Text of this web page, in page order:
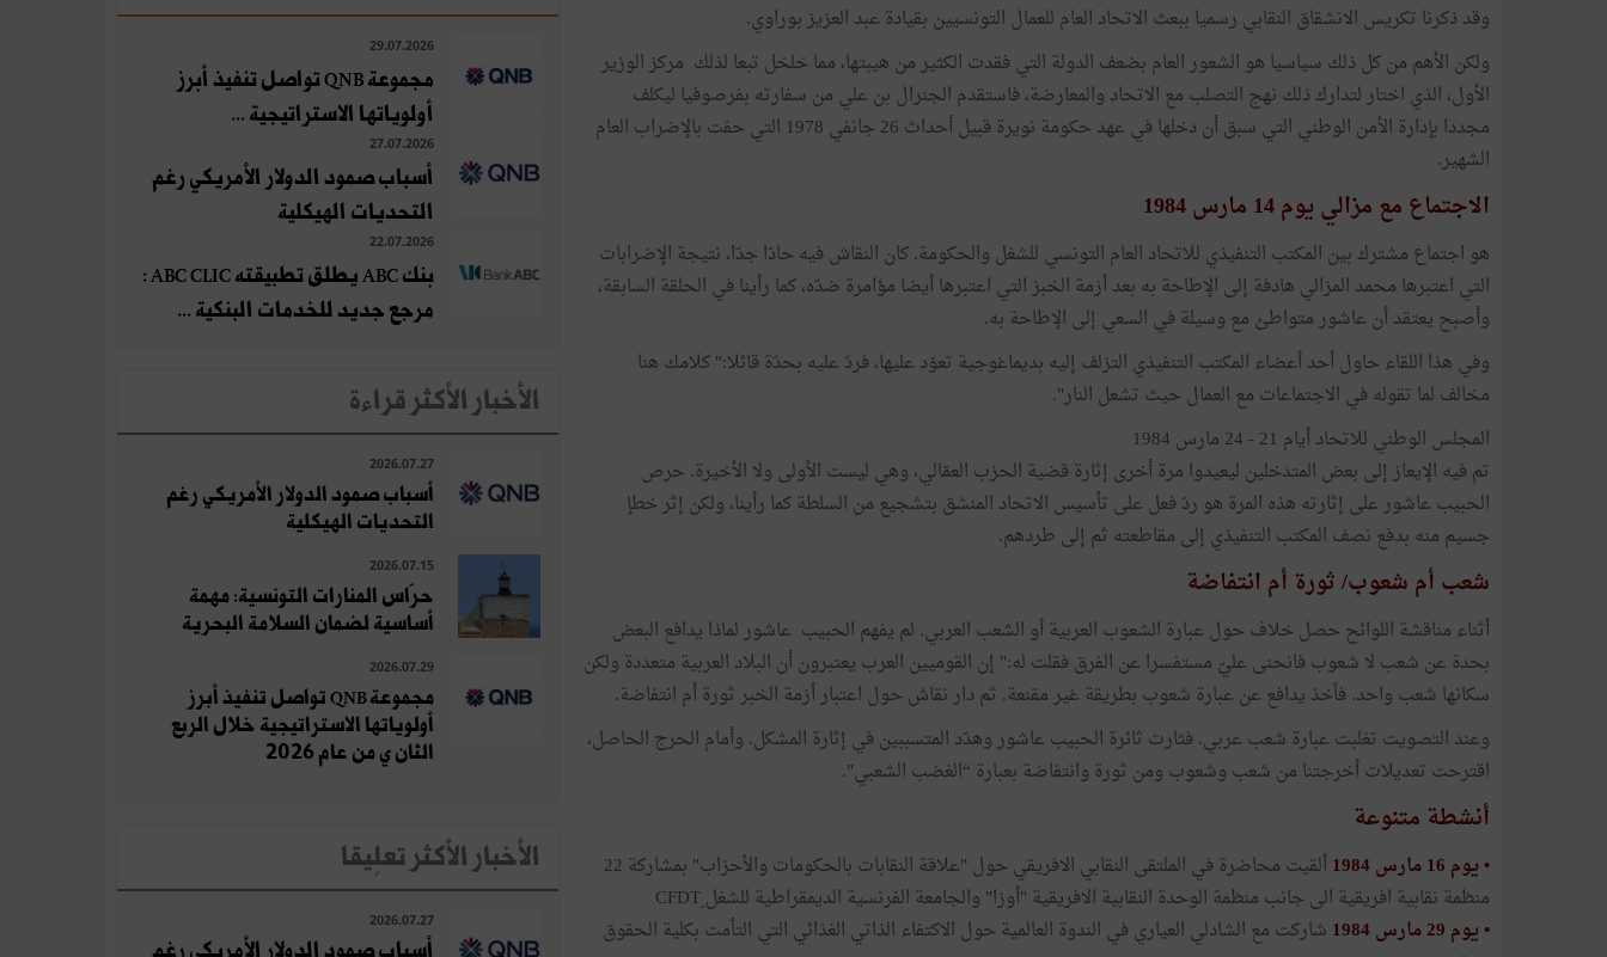
وقد ذكرنا تكريس الانشقاق النقابي رسميا ببعث الاتحاد العام للعمال التونسيين بقيادة عبد العزيز بوراوي.
ولكن الأهم من كل ذلك سياسيا هو الشعور العام بضعف الدولة التي فقدت الكثير من هيبتها، مما خلخل تبعا لذلك مركز الوزير
الأول، الذي اختار لتدارك ذلك نهج التصلب مع الاتحاد والمعارضة، فاستقدم الجنرال بن علي من سفارته بفرصوفيا ليكلف
مجددا بإدارة الأمن الوطني التي سبق أن دخلها في عهد حكومة نويرة قبيل أحداث 26 جانفي 1978 التي حفت بالإضراب العام
الشهير.
الاجتماع مع مزالي يوم 14 مارس 1984
هو اجتماع مشترك بين المكتب التنفيذي للاتحاد العام التونسي للشغل والحكومة. كان النقاش فيه حادّا جدّا، نتيجة الإضرابات
التي اعتبرها محمد المزالي هادفة إلى الإطاحة به بعد أزمة الخبز التي اعتبرها أيضا مؤامرة ضدّه، كما رأينا في الحلقة السابقة،
وأصبح يعتقد أن عاشور متواطئ مع وسيلة في السعي إلى الإطاحة به.
وفي هذا اللقاء حاول أحد أعضاء المكتب التنفيذي التزلف إليه بديماغوجية تعوّد عليها، فردّ عليه بحدّة قائلا:" كلامك هنا
مخالف لما تقوله في الاجتماعات مع العمال حيث تشعل النار".
المجلس الوطني للاتحاد أيام 21 - 24 مارس 1984
تم فيه الإيعاز إلى بعض المتدخلين ليعيدوا مرة أخرى إثارة قضية الحزب العمّالي، وهي ليست الأولى ولا الأخيرة. حرص
الحبيب عاشور على إثارته هذه المرة هو ردّ فعل على تأسيس الاتحاد المنشق بتشجيع من السلطة كما رأينا، ولكن إثر خطإ
جسيم منه بدفع نصف المكتب التنفيذي إلى مقاطعته ثم إلى طردهم.
شعب أم شعوب/ ثورة أم انتفاضة
أثناء مناقشة اللوائح حصل خلاف حول عبارة الشعوب العربية أو الشعب العربي. لم يفهم الحبيب عاشور لماذا يدافع البعض
بحدة عن شعب لا شعوب فانحنى عليّ مستفسرا عن الفرق فقلت له:" إن القوميين العرب يعتبرون أن البلاد العربية متعددة ولكن
سكانها شعب واحد. فأخذ يدافع عن عبارة شعوب بطريقة غير مقنعة. ثم دار نقاش حول اعتبار أزمة الخبر ثورة أم انتفاضة.
وعند التصويت تغلبت عبارة شعب عربي. فثارت ثائرة الحبيب عاشور وهدّد المتسببين في إثارة المشكل. وأمام الحرج الحاصل،
اقترحت تعديلات أخرجتنا من شعب وشعوب ومن ثورة وانتفاضة بعبارة “الغضب الشعبي".
أنشطة متنوعة
• يوم 16 مارس 1984
ألقيت محاضرة في الملتقى النقابي الافريقي حول "علاقة النقابات بالحكومات والأحزاب" بمشاركة 22
منظمة نقابية افريقية الى جانب منظمة الوحدة النقابية الافريقية "أوزا" والجامعة الفرنسية الديمقراطية للشغل ِCFDT
• يوم 29 مارس 1984
شاركت مع الشادلي العياري في الندوة العالمية حول الاكتفاء الذاتي الغذائي التي التأمت بكلية الحقوق
29.07.2026
مجموعة QNB تواصل تنفيذ أبرز
أولوياتها الاستراتيجية ...
27.07.2026
أسباب صمود الدولار الأمريكي رغم
التحديات الهيكلية
22.07.2026
بنك ABC يطلق تطبيقته ABC CLIC :
مرجع جديد للخدمات البنكية ...
الأخبار الأكثر قراءة
2026.07.27
أسباب صمود الدولار الأمريكي رغم
التحديات الهيكلية
2026.07.15
حرّاس المنارات التونسية: مهمة
أساسية لضمان السلامة البحرية
2026.07.29
مجموعة QNB تواصل تنفيذ أبرز
أولوياتها الاستراتيجية خلال الربع
الثان ي من عام 2026
الأخبار الأكثر تعلِيقا
2026.07.27
أسباب صمود الدولار الأمريكي رغم